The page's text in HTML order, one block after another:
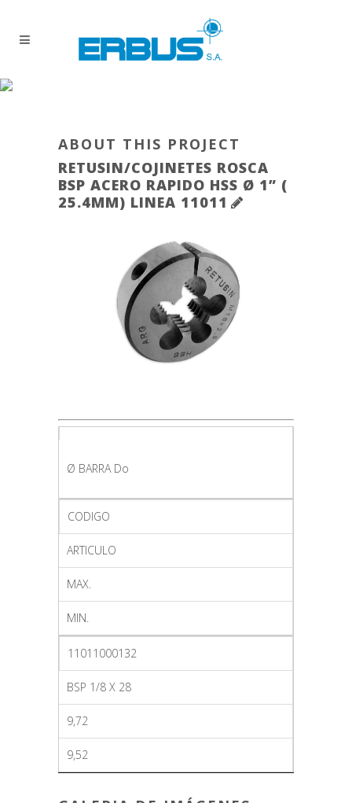
ABOUT THIS PROJECT
RETUSIN/COJINETES ROSCA
BSP ACERO RAPIDO HSS Ø 1” (
25.4MM) LINEA 11011
Ø BARRA Do
CODIGO
ARTICULO
MAX.
MIN.
11011000132
BSP 1/8 X 28
9,72
9,52